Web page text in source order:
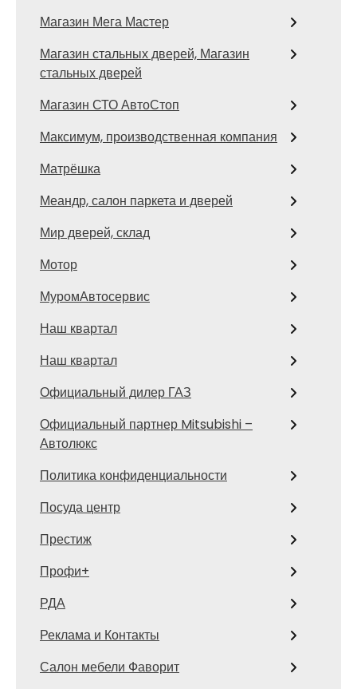
Магазин Мега Мастер
Магазин стальных дверей, Магазин
стальных дверей
Магазин СТО АвтоСтоп
Максимум, производственная компания
Матрёшка
Меандр, салон паркета и дверей
Мир дверей, склад
Мотор
МуромАвтосервис
Наш квартал
Наш квартал
Официальный дилер ГАЗ
Официальный партнер Mitsubishi –
Автолюкс
Политика конфиденциальности
Посуда центр
Престиж
Профи+
РДА
Реклама и Контакты
Салон мебели Фаворит